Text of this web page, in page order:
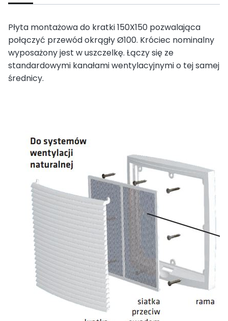
Płyta montażowa do kratki 150X150 pozwalająca
połączyć przewód okrągły Ø100. Króciec nominalny
wyposażony jest w uszczelkę. Łączy się ze
standardowymi kanałami wentylacyjnymi o tej samej
średnicy.